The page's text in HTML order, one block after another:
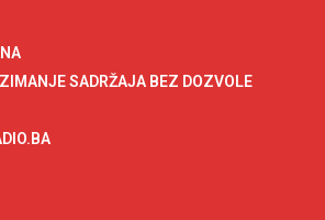
SADRŽAJA BEZ DOZVOLE